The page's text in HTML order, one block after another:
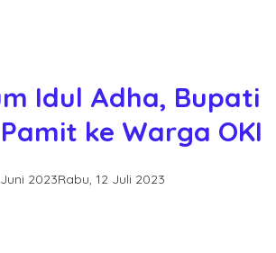
Idul Adha, Bupati
ke Warga OKI
2023Rabu, 12 Juli 2023